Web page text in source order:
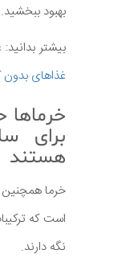
بهبود ببخشید.
بیشتر بدانید:
غذاهای بدون
خرماها
برای
هستند
خرما همچنین
است که
نگه دارند.